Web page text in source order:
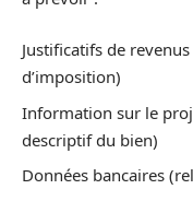
Justificatifs de
d’imposition)
Information sur le
descriptif du bien)
Données bancaires